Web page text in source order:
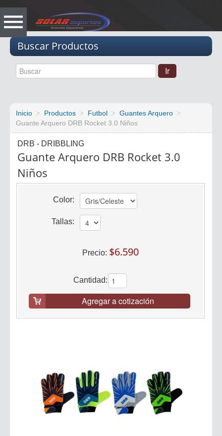
Buscar Productos
Inicio Productos Futbol
Guantes Arquero
Guante Arquero DRB Rocket 3.0 Niños
DRB - DRIBBLING
Guante Arquero DRB Rocket 3.0
Niños
Color:
Tallas:
Precio: $6.590
Cantidad:
Agregar a cotización